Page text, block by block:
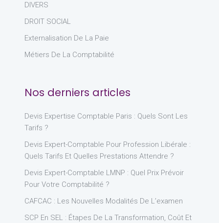
DIVERS
DROIT SOCIAL
Externalisation De La Paie
Métiers De La Comptabilité
Nos derniers articles
Devis Expertise Comptable Paris : Quels Sont Les
Tarifs ?
Devis Expert-Comptable Pour Profession Libérale :
Quels Tarifs Et Quelles Prestations Attendre ?
Devis Expert-Comptable LMNP : Quel Prix Prévoir
Pour Votre Comptabilité ?
CAFCAC : Les Nouvelles Modalités De L’examen
SCP En SEL : Étapes De La Transformation, Coût Et